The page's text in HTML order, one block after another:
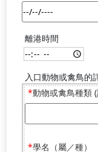
離港時間
入口動物或禽鳥的
動物或禽鳥種類
學名（屬／種）